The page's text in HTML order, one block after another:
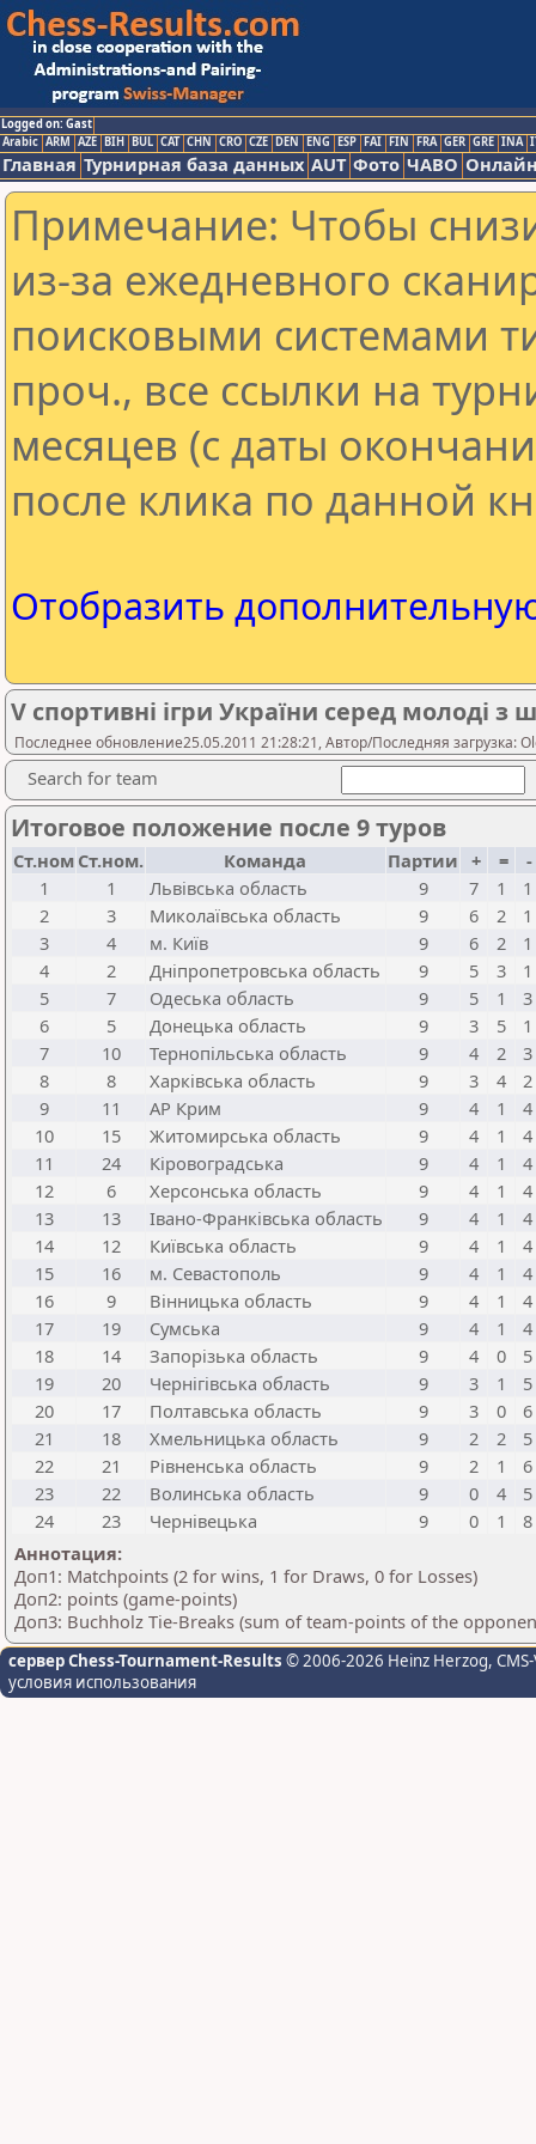
Logged on: Gast
Arabic ARM AZE BIH BUL CAT CHN CRO CZE DEN ENG ESP FAI FIN FRA GER GRE INA
Главная Турнирная база данных AUT Фото ЧАВО
Примечание: Чтобы
из-за ежедневного
поисковыми системами
проч., все ссылки на
месяцев (с даты
после клика по данной
Отобразить
V спортивні ігри України серед молоді з
Последнее обновление25.05.2011 21:28:21, Автор/Последняя загрузка:
Search for team
Итоговое положение после 9 туров
Ст.ном Ст.ном. Команда Партии + =
-
1
1 Львівська область 9 7 1
1
2
3 Миколаївська область 9 6 2
1
3
4 м. Київ 9 6 2
1
4
2 Дніпропетровська область 9 5 3
1
5
7 Одеська область 9 5 1
3
6
5 Донецька область 9 3 5
1
7
10 Тернопільська область 9 4 2
3
8
8 Харківська область 9 3 4
2
9
11 АР Крим 9 4 1
4
10
15 Житомирська область 9 4 1
4
11
24 Кіровоградська 9 4 1
4
12
6 Херсонська область 9 4 1
4
13
13 Івано-Франківська область 9 4 1
4
14
12 Київська область 9 4 1
4
15
16 м. Севастополь 9 4 1
4
16
9 Вінницька область 9 4 1
4
17
19 Сумська 9 4 1
4
18
14 Запорізька область 9 4 0
5
19
20 Чернігівська область 9 3 1
5
20
17 Полтавська область 9 3 0
6
21
18 Хмельницька область 9 2 2
5
22
21 Рівненська область 9 2 1
6
23
22 Волинська область 9 0 4
5
24
23 Чернівецька 9 0 1
8
Аннотация:
Доп1: Matchpoints (2 for wins, 1 for Draws, 0 for Losses)
Доп2: points (game-points)
Доп3: Buchholz Tie-Breaks (sum of team-points of the
сервер Chess-Tournament-Results © 2006-2026 Heinz Herzog,
условия использования